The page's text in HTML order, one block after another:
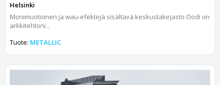
Helsinki
Monimuotoinen ja wau-efektejä sisältävä keskustakirjasto Oodi on
arkkitehtoni...
Tuote: METALLIC